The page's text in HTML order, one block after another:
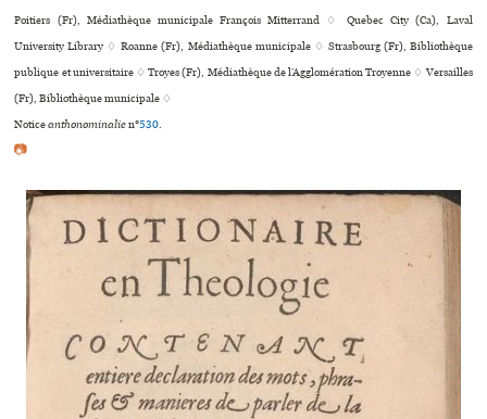
Poitiers (Fr), Médiathèque muni­ci­pale François Mitterrand ♢ Quebec City (Ca), Laval
University Library ♢ Roanne (Fr), Médiathèque muni­ci­pale ♢ Strasbourg (Fr), Bibliothèque
publi­que et uni­ver­si­taire ♢ Troyes (Fr), Médiathèque de l’Agglomération Troyenne ♢ Versailles
(Fr), Bibliothèque muni­ci­pale ♢
Noticeanthonominalien°530.
📷